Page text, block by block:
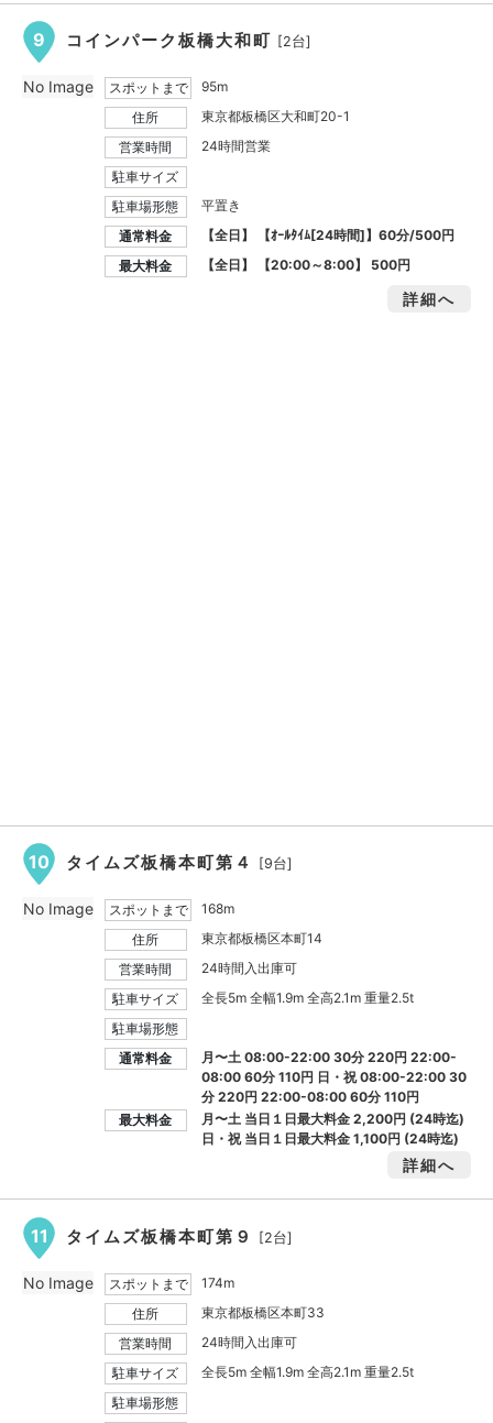
9 コインパーク板橋大和町 [2台]
スポットまで
95m
住所
東京都板橋区大和町20-1
営業時間
24時間営業
駐車サイズ
駐車場形態
平置き
通常料金
【全日】 【ｵｰﾙﾀｲﾑ[24時間]】60分/500円
最大料金
【全日】 【20:00～8:00】 500円
詳細へ
No Image
10 タイムズ板橋本町第４ [9台]
スポットまで
168m
住所
東京都板橋区本町14
営業時間
24時間入出庫可
駐車サイズ
全長5m 全幅1.9m 全高2.1m 重量2.5t
駐車場形態
通常料金
月〜土 08:00-22:00 30分 220円 22:00-
08:00 60分 110円 日・祝 08:00-22:00 30
分 220円 22:00-08:00 60分 110円
最大料金
月〜土 当日１日最大料金2,200円 (24時迄)
日・祝 当日１日最大料金1,100円 (24時迄)
詳細へ
No Image
11 タイムズ板橋本町第９ [2台]
スポットまで
174m
住所
東京都板橋区本町33
営業時間
24時間入出庫可
駐車サイズ
全長5m 全幅1.9m 全高2.1m 重量2.5t
駐車場形態
No Image